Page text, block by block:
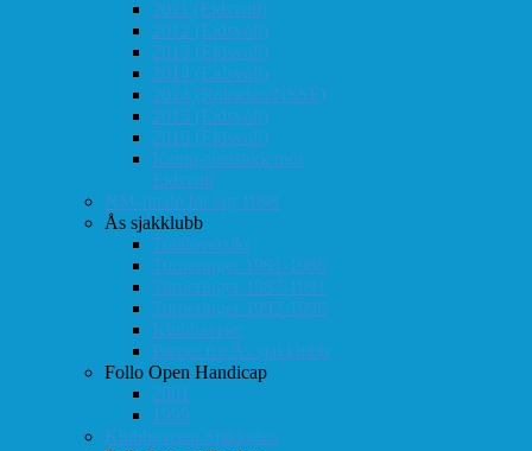
2011 (Eidsvoll)
2012 (Eidsvoll)
2013 (Eidsvoll)
2014 (Eidsvoll)
2014 (Rokaden/NSSF)
2015 (Eidsvoll)
2016 (Eidsvoll)
Kamp-statistikk mot
Eidsvoll
NM-finale for lag 1998
Ås sjakklubb
Totaloversikt
Turneringer 1981-1986
Turneringer 1987-1991
Turneringer 1992-1996
Klubbaviser
Partier fra Ås sjakklubb
Follo Open Handicap
2001
1999
Klubbavisen Sjakkalen